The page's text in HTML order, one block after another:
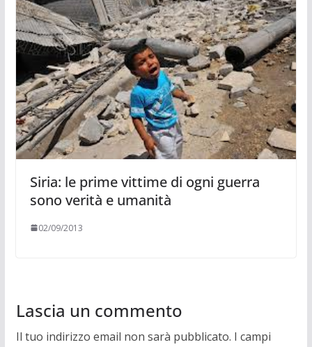
Siria: le prime vittime di ogni guerra
sono verità e umanità
02/09/2013
Lascia un commento
Il tuo indirizzo email non sarà pubblicato. I campi